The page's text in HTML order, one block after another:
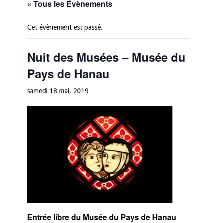
« Tous les Évènements
Cet évènement est passé.
Nuit des Musées – Musée du
Pays de Hanau
samedi 18 mai, 2019
Entrée libre du Musée du Pays de Hanau